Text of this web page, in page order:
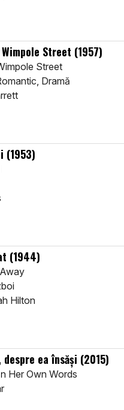
Street (1957)
Street
Dramă
(1953)
(1944)
Hilton
ea însăși (2015)
Her Own Words